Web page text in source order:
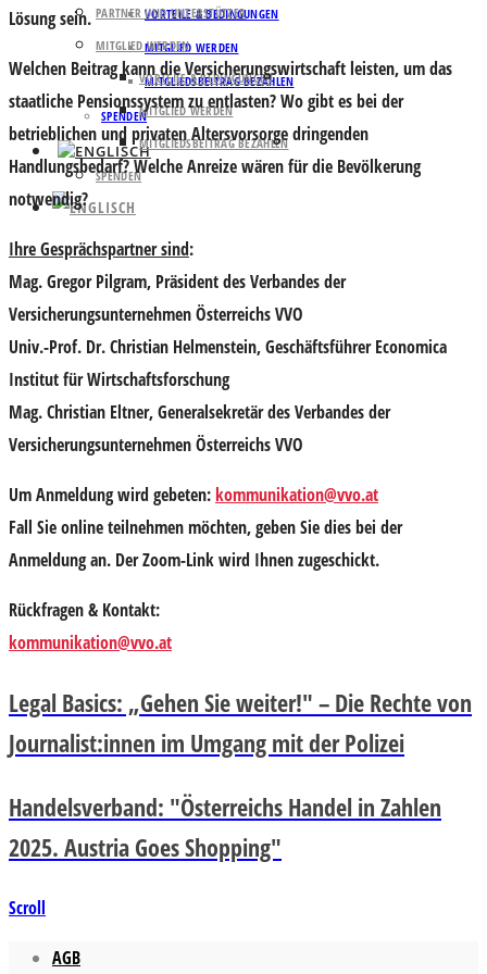
VORTEILE & BEDINGUNGEN
MITGLIED WERDEN
MITGLIEDSBEITRAG BEZAHLEN
SPENDEN
PARTNER UND UNTERSTÜTZER
MITGLIED WERDEN
VORTEILE & BEDINGUNGEN
MITGLIED WERDEN
MITGLIEDSBEITRAG BEZAHLEN
SPENDEN
Lösung sein.
Welchen Beitrag kann die Versicherungswirtschaft leisten, um das
staatliche Pensionssystem zu entlasten? Wo gibt es bei der
betrieblichen und privaten Altersvorsorge dringenden
Handlungsbedarf? Welche Anreize wären für die Bevölkerung
notwendig?
Ihre Gesprächspartner sind:
Mag. Gregor Pilgram, Präsident des Verbandes der
Versicherungsunternehmen Österreichs VVO
Univ.-Prof. Dr. Christian Helmenstein, Geschäftsführer Economica
Institut für Wirtschaftsforschung
Mag. Christian Eltner, Generalsekretär des Verbandes der
Versicherungsunternehmen Österreichs VVO
Um Anmeldung wird gebeten:kommunikation@vvo.at
Fall Sie online teilnehmen möchten, geben Sie dies bei der
Anmeldung an. Der Zoom-Link wird Ihnen zugeschickt.
Rückfragen & Kontakt:
kommunikation@vvo.at
Legal Basics: „Gehen Sie weiter!" – Die Rechte von
Journalist:innen im Umgang mit der Polizei
Handelsverband: "Österreichs Handel in Zahlen
2025. Austria Goes Shopping"
Scroll
AGB